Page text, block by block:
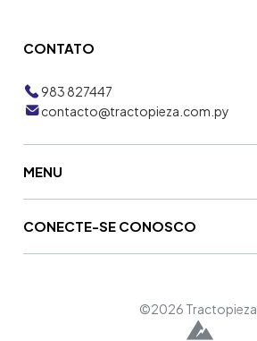
CONTATO
983 827447
contacto@tractopieza.com.py
MENU
CONECTE-SE CONOSCO
©2026 Tractopieza.